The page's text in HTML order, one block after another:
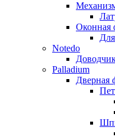
Оконная
Notedo
Palladium
Дверная